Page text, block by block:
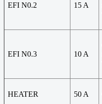
EFI N0.2 15 A
EFI N0.3 10 A
HEATER 50 A